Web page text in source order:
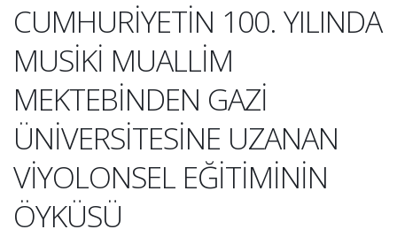
CUMHURİYETİN 100. YILINDA
MUSİKİ MUALLİM
MEKTEBİNDEN GAZİ
ÜNİVERSİTESİNE UZANAN
VİYOLONSEL EĞİTİMİNİN
ÖYKÜSÜ